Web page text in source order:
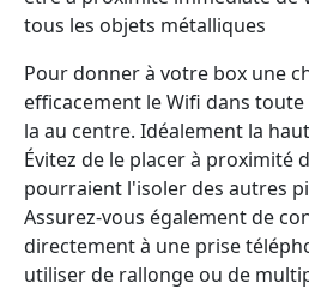
tous les objets métalliques
Pour donner à votre box une
efficacement le Wifi dans
la au centre. Idéalement la
Évitez de le placer à proximité
pourraient l'isoler des autres
Assurez-vous également de
directement à une prise
utiliser de rallonge ou de